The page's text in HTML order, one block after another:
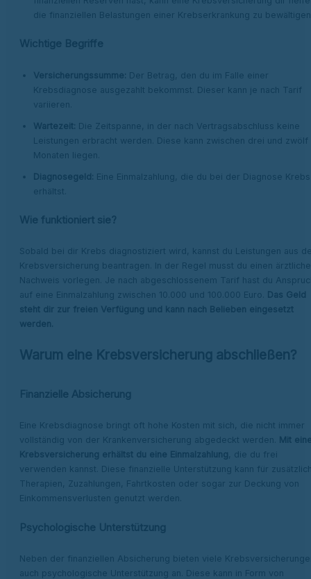
die finanziellen Belastungen einer Krebserkrankung zu
Wichtige Begriffe
Versicherungssumme: Der Betrag, den du im Falle einer
Krebsdiagnose ausgezahlt bekommst. Dieser kann je nach Tarif
variieren.
Wartezeit: Die Zeitspanne, in der nach Vertragsabschluss keine
Leistungen erbracht werden. Diese kann zwischen drei und zwölf
Monaten liegen.
Diagnosegeld: Eine Einmalzahlung, die du bei der Diagnose Krebs
erhältst.
Wie funktioniert sie?
Sobald bei dir Krebs diagnostiziert wird, kannst du Leistungen aus
Krebsversicherung beantragen. In der Regel musst du einen
Nachweis vorlegen. Je nach abgeschlossenem Tarif hast du
auf eine Einmalzahlung zwischen 10.000 und 100.000 Euro.
Das Geld
steht dir zur freien Verfügung und kann nach Belieben eingesetzt
werden.
Warum eine Krebsversicherung abschließen?
Finanzielle Absicherung
Eine Krebsdiagnose bringt oft hohe Kosten mit sich, die nicht immer
vollständig von der Krankenversicherung abgedeckt werden.
Mit
Krebsversicherung erhältst du eine Einmalzahlung , die du frei
verwenden kannst. Diese finanzielle Unterstützung kann für
Therapien, Zuzahlungen, Fahrtkosten oder sogar zur Deckung von
Einkommensverlusten genutzt werden.
Psychologische Unterstützung
Neben der finanziellen Absicherung bieten viele
auch psychologische Unterstützung an. Diese kann in Form von